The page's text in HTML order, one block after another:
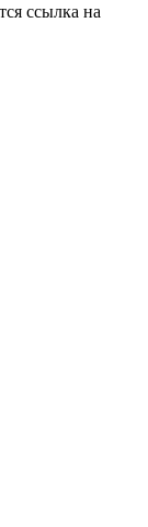
ссылка на